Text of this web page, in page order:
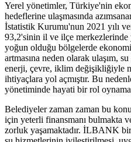
Yerel yönetimler, Türkiye'nin
hedeflerine ulaşmasında
İstatistik Kurumu'nun 2021 yılı
93,2'sinin il ve ilçe merkezlerinde
yoğun olduğu bölgelerde
artmasına neden olarak ulaşım,
enerji, çevre, iklim değişikliğiyle
ihtiyaçlara yol açmıştır. Bu
yönetiminde hayati bir rol
Belediyeler zaman zaman bu
için yeterli finansmanı bulmakta
zorluk yaşamaktadır. İLBANK